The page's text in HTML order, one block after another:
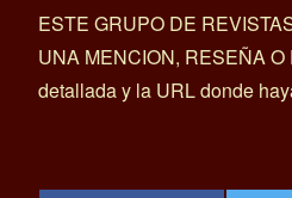
ESTE GRUPO DE
UNA MENCION, RESEÑA
detallada y la URL donde